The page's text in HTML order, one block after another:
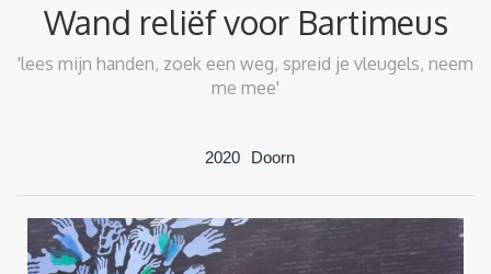
Wand reliëf voor Bartimeus
'lees mijn handen, zoek een weg, spreid je vleugels, neem
me mee'
2020 Doorn